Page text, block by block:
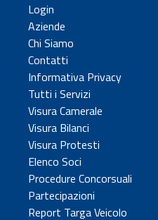
Login
Aziende
Chi Siamo
Contatti
Informativa Privacy
Tutti i Servizi
Visura Camerale
Visura Bilanci
Visura Protesti
Elenco Soci
Procedure Concorsuali
Partecipazioni
Report Targa Veicolo